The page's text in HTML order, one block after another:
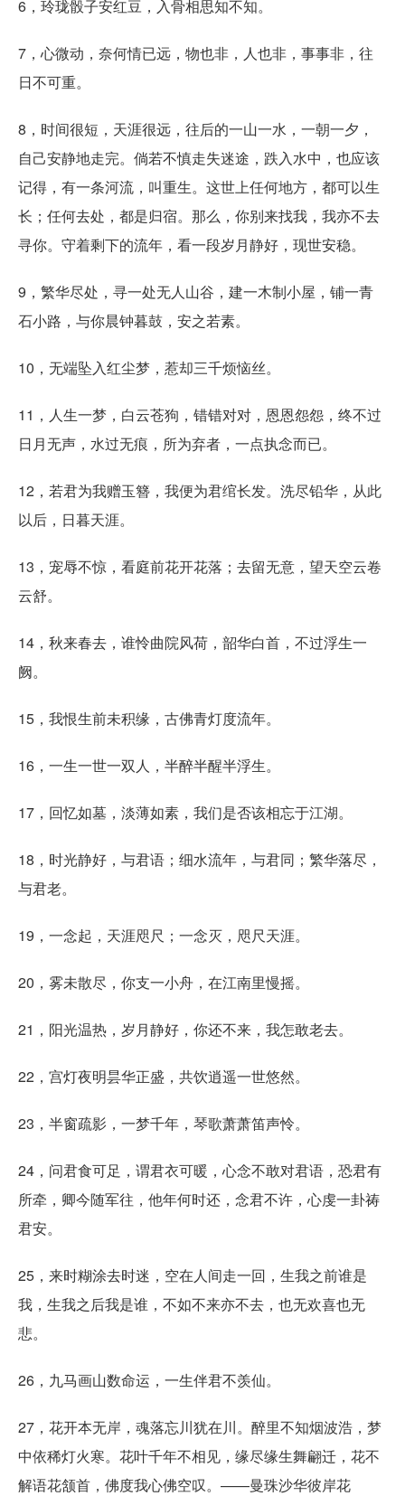
6，玲珑骰子安红豆，入骨相思知不知。
7，心微动，奈何情已远，物也非，人也非，事事非，往
日不可重。
8，时间很短，天涯很远，往后的一山一水，一朝一夕，
自己安静地走完。倘若不慎走失迷途，跌入水中，也应该
记得，有一条河流，叫重生。这世上任何地方，都可以生
长；任何去处，都是归宿。那么，你别来找我，我亦不去
寻你。守着剩下的流年，看一段岁月静好，现世安稳。
9，繁华尽处，寻一处无人山谷，建一木制小屋，铺一青
石小路，与你晨钟暮鼓，安之若素。
10，无端坠入红尘梦，惹却三千烦恼丝。
11，人生一梦，白云苍狗，错错对对，恩恩怨怨，终不过
日月无声，水过无痕，所为弃者，一点执念而已。
12，若君为我赠玉簪，我便为君绾长发。洗尽铅华，从此
以后，日暮天涯。
13，宠辱不惊，看庭前花开花落；去留无意，望天空云卷
云舒。
14，秋来春去，谁怜曲院风荷，韶华白首，不过浮生一
阙。
15，我恨生前未积缘，古佛青灯度流年。
16，一生一世一双人，半醉半醒半浮生。
17，回忆如墓，淡薄如素，我们是否该相忘于江湖。
18，时光静好，与君语；细水流年，与君同；繁华落尽，
与君老。
19，一念起，天涯咫尺；一念灭，咫尺天涯。
20，雾未散尽，你支一小舟，在江南里慢摇。
21，阳光温热，岁月静好，你还不来，我怎敢老去。
22，宫灯夜明昙华正盛，共饮逍遥一世悠然。
23，半窗疏影，一梦千年，琴歌萧萧笛声怜。
24，问君食可足，谓君衣可暖，心念不敢对君语，恐君有
所牵，卿今随军往，他年何时还，念君不许，心虔一卦祷
君安。
25，来时糊涂去时迷，空在人间走一回，生我之前谁是
我，生我之后我是谁，不如不来亦不去，也无欢喜也无
悲。
26，九马画山数命运，一生伴君不羡仙。
27，花开本无岸，魂落忘川犹在川。醉里不知烟波浩，梦
中依稀灯火寒。花叶千年不相见，缘尽缘生舞翩迁，花不
解语花颔首，佛度我心佛空叹。——曼珠沙华彼岸花